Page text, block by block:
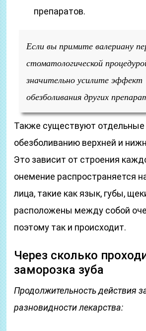
препаратов.
Если вы примите валериану
стоматологической
значительно усилите эффект
обезболивания других
Также существуют
обезболиванию верхней и
Это зависит от строения
онемение распространяется
лица, такие как язык, губы,
расположены между собой
поэтому так и происходит.
Через сколько
заморозка зуба
Продолжительность действия
разновидности лекарства: